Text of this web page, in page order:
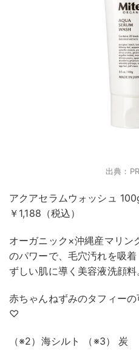
出典：
アクアセラムウォッシュ
￥1,188（税込）
オーガニック×沖縄産マリン
のパワーで、毛穴汚れを吸
ずしい肌に導く美容液洗顔料
赤ちゃんねずみのタフィー
♡
（※2）海シルト （※3） 炭